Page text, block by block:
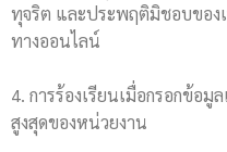
ทุจริต และประพฤติมิชอบของ
ทางออนไลน์
4. การร้องเรียนเมื่อกรอกข้อมู
สูงสุดของหน่วยงาน